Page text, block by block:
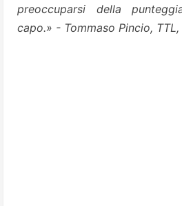
preoccuparsi della
capo.» - Tommaso Pincio,